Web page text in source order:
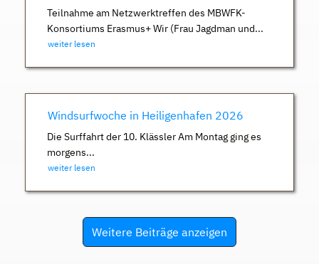
Teilnahme am Netzwerktreffen des MBWFK-
Konsortiums Erasmus+ Wir (Frau Jagdman und...
weiter lesen
Windsurfwoche in Heiligenhafen 2026
Die Surffahrt der 10. Klässler Am Montag ging es
morgens...
weiter lesen
Weitere Beiträge anzeigen